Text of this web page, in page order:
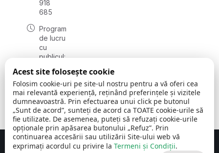
918
685
Program
de lucru
cu
publicul:
08:00 -
16:30
, vineri:
08:00 -
14:00
Concept realizat de Big Media Relații Publice SRL
Acest site folosește cookie
Folosim cookie-uri pe site-ul nostru pentru a vă oferi cea
mai relevantă experiență, reținând preferințele și vizitele
dumneavoastră. Prin efectuarea unui click pe butonul
„Sunt de acord”, sunteți de acord ca TOATE cookie-urile să
fie utilizate. De asemenea, puteți să refuzați cookie-urile
opționale prin apăsarea butonului „Refuz”. Prin
continuarea accesării sau utilizării Site-ului web vă
exprimați acordul cu privire la Termeni și Condiții.